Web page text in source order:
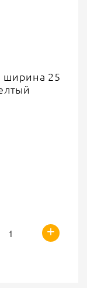
ширина 25
+